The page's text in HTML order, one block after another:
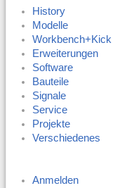
History
Modelle
Workbench+Kick
Erweiterungen
Software
Bauteile
Signale
Service
Projekte
Verschiedenes
Anmelden